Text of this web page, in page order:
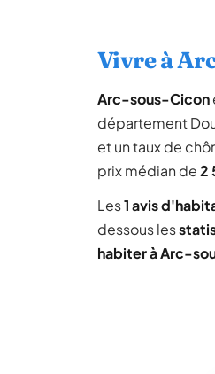
Vivre à
Arc-sous-Cicon
département
et un taux de
prix médian de2
Les1 avis
dessous les
habiter à Arc-